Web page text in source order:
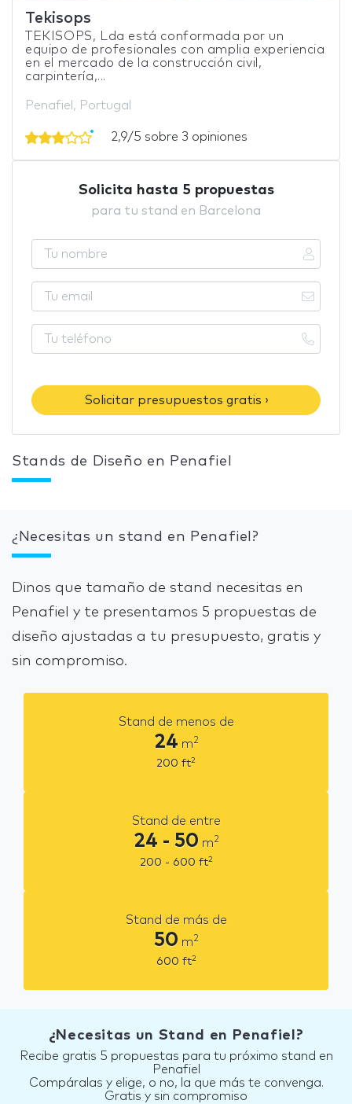
Tekisops
TEKISOPS, Lda está conformada por un
equipo de profesionales con amplia experiencia
en el mercado de la construcción civil,
carpintería,...
Penafiel, Portugal
2,9/5 sobre 3 opiniones
Solicita hasta 5 propuestas
para tu stand en Barcelona
Solicitar presupuestos gratis ›
Stands de Diseño en Penafiel
¿Necesitas un stand en Penafiel?
Dinos que tamaño de stand necesitas en
Penafiel y te presentamos 5 propuestas de
diseño ajustadas a tu presupuesto, gratis y
sin compromiso.
Stand de menos de
24 m2
200 ft2
Stand de entre
24 - 50 m2
200 - 600 ft2
Stand de más de
50 m2
600 ft2
¿Necesitas un Stand en Penafiel?
Recibe gratis 5 propuestas para tu próximo stand en
Penafiel
Compáralas y elige, o no, la que más te convenga.
Gratis y sin compromiso